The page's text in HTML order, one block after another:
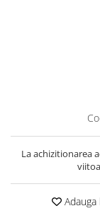
La achizitionarea
Adauga